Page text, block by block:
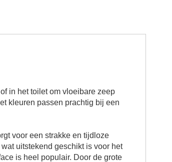
in het toilet om vloeibare zeep
kleuren passen prachtig bij een
voor een strakke en tijdloze
uitstekend geschikt is voor het
is heel populair. Door de grote